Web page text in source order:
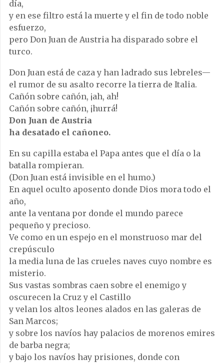
día,
y en ese filtro está la muerte y el fin de todo noble
esfuerzo,
pero Don Juan de Austria ha disparado sobre el
turco.
Don Juan está de caza y han ladrado sus lebreles—
el rumor de su asalto recorre la tierra de Italia.
Cañón sobre cañón, ¡ah, ah!
Cañón sobre cañón, ¡hurrá!
Don Juan de Austria
ha desatado el cañoneo.
En su capilla estaba el Papa antes que el día o la
batalla rompieran.
(Don Juan está invisible en el humo.)
En aquel oculto aposento donde Dios mora todo el
año,
ante la ventana por donde el mundo parece
pequeño y precioso.
Ve como en un espejo en el monstruoso mar del
crepúsculo
la media luna de las crueles naves cuyo nombre es
misterio.
Sus vastas sombras caen sobre el enemigo y
oscurecen la Cruz y el Castillo
y velan los altos leones alados en las galeras de
San Marcos;
y sobre los navíos hay palacios de morenos emires
de barba negra;
y bajo los navíos hay prisiones, donde con